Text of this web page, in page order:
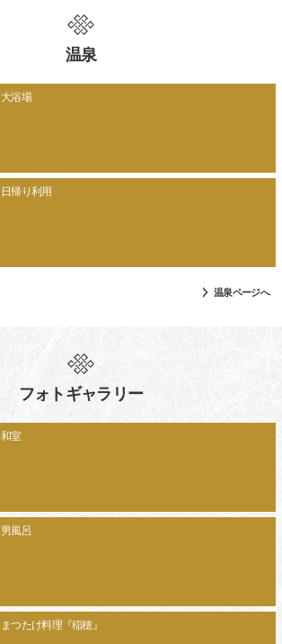
温泉
大浴場
日帰り利用
温泉ページへ
フォトギャラリー
和室
男風呂
まつたけ料理『稲穂』